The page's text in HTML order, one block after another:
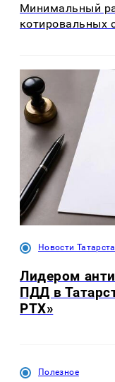
Минимальный
котировальных
Новости
Лидером
ПДД в
РТХ»
Полезное